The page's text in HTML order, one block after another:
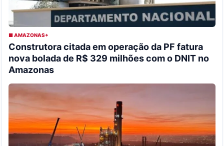
■ AMAZONAS+
Construtora citada em operação da PF fatura
nova bolada de R$ 329 milhões com o DNIT no
Amazonas